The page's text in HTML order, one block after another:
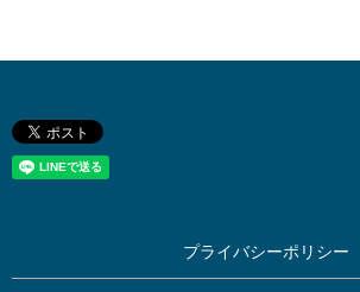
プライバシーポリシー